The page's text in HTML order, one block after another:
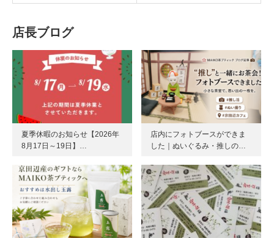
店長ブログ
夏季休暇のお知らせ【2026年
8月17日～19日】…
店内にフォトブースができま
した｜ぬいぐるみ・推しの…